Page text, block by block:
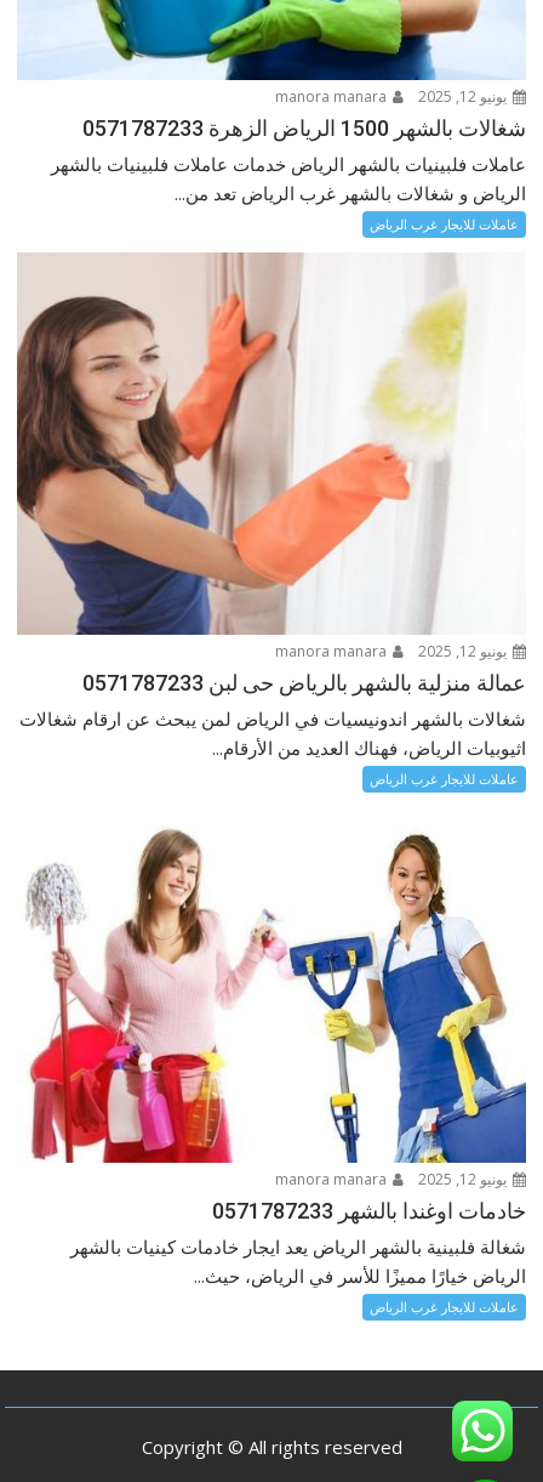
يونيو 12, 2025
شغالات بالشهر 1500 الرياض الزهرة 0571787233
عاملات فلبينيات بالشهر الرياض خدمات عاملات فلبينيات بالشهر
الرياض و شغالات بالشهر غرب الرياض تعد من...
عاملات للايجار غرب الرياض
يونيو 12, 2025
عمالة منزلية بالشهر بالرياض حى لبن 0571787233
شغالات بالشهر اندونيسيات في الرياض لمن يبحث عن ارقام شغالات
اثيوبيات الرياض، فهناك العديد من الأرقام...
عاملات للايجار غرب الرياض
يونيو 12, 2025
خادمات اوغندا بالشهر 0571787233
شغالة فلبينية بالشهر الرياض يعد ايجار خادمات كينيات بالشهر
الرياض خيارًا مميزًا للأسر في الرياض، حيث...
عاملات للايجار غرب الرياض
Copyright © All rights reserved